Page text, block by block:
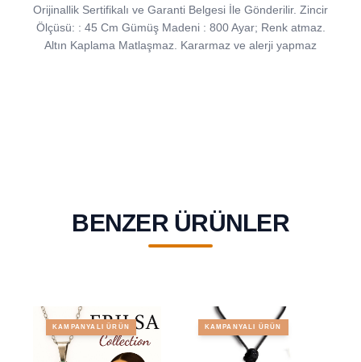
Orijinallik Sertifikalı ve Garanti Belgesi İle Gönderilir. Zincir
Ölçüsü: : 45 Cm Gümüş Madeni : 800 Ayar; Renk atmaz.
Altın Kaplama Matlaşmaz. Kararmaz ve alerji yapmaz
BENZER ÜRÜNLER
KAMPANYALI ÜRÜN KAMPANYALI ÜRÜN